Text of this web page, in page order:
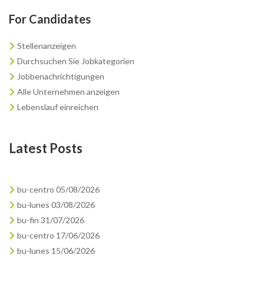
For Candidates
Stellenanzeigen
Durchsuchen Sie Jobkategorien
Jobbenachrichtigungen
Alle Unternehmen anzeigen
Lebenslauf einreichen
Latest Posts
bu-centro 05/08/2026
bu-lunes 03/08/2026
bu-fin 31/07/2026
bu-centro 17/06/2026
bu-lunes 15/06/2026